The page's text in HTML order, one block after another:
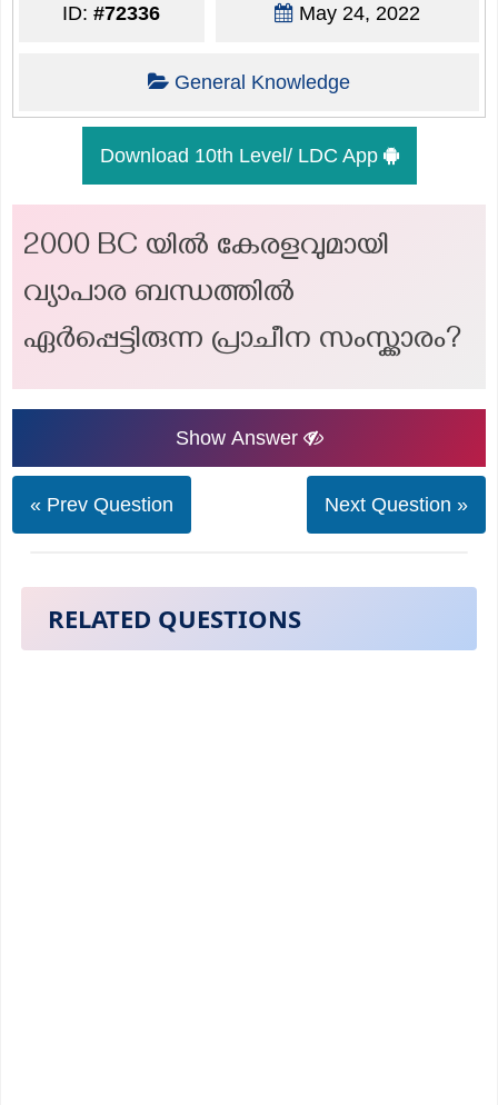
ID:#72336 May 24, 2022
General Knowledge
Download 10th Level/ LDC App
2000 BC യിൽ കേരളവുമായി
വ്യാപാര ബന്ധത്തിൽ
ഏർപ്പെട്ടിരുന്ന പ്രാചീന സംസ്ക്കാരം?
Show Answer
« Prev Question Next Question »
RELATED QUESTIONS